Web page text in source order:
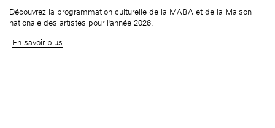
Découvrez la programmation culturelle de la MABA et de la Maison
nationale des artistes pour l'année 2026.
En savoir plus